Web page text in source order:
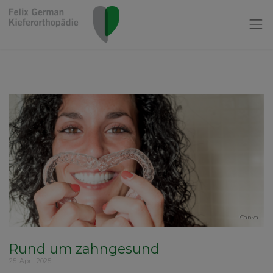
Canva
Rund um zahngesund
25. April 2025